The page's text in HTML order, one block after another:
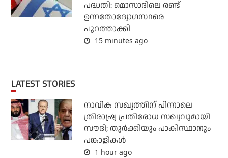
പദ്ധതി: മൊസാദിലെ രണ്ട്
ഉന്നതോദ്യോഗസ്ഥരെ
പുറത്താക്കി
15 minutes ago
LATEST STORIES
നാവിക സഖ്യത്തിന് പിന്നാലെ
ത്രിരാഷ്ട്ര പ്രതിരോധ സഖ്യവുമായി
സൗദി; തുര്‍ക്കിയും പാകിസ്ഥാനും
പങ്കാളികള്‍
1 hour ago